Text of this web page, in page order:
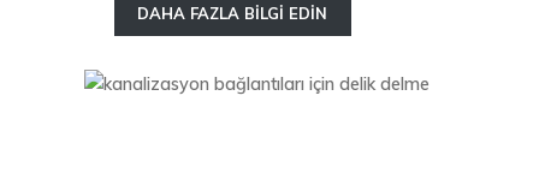
DAHA FAZLA BİLGİ EDİN